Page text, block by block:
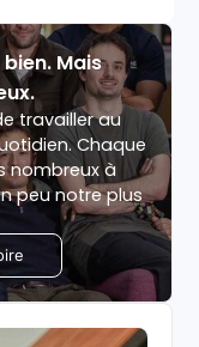
Mais
travailler au
Chaque
nombreux à
peu notre plus